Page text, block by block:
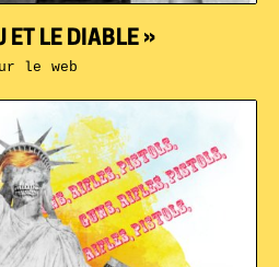
ET LE DIABLE »
le web